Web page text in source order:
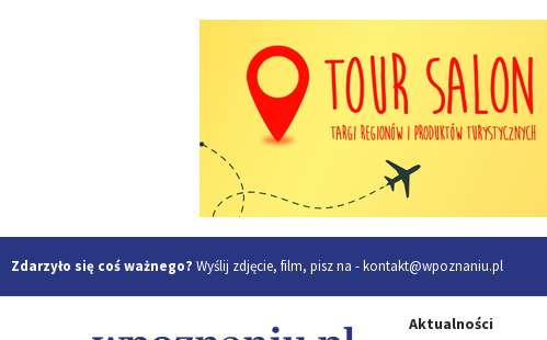
Zdarzyło się coś ważnego? Wyślij zdjęcie, film, pisz na -kontakt@wpoznaniu.pl
Aktualności